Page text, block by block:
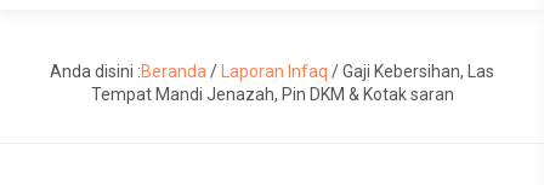
Anda disini :Beranda / Laporan Infaq /Gaji Kebersihan, Las
Tempat Mandi Jenazah, Pin DKM & Kotak saran